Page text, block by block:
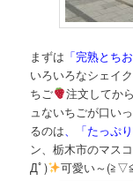
まずは 「完熟とち
いろいろなシェイ
ちご
注文してか
ュないちごが口い
るのは、「たっぷ
ン、栃木市のマス
Дﾟ)
可愛い～